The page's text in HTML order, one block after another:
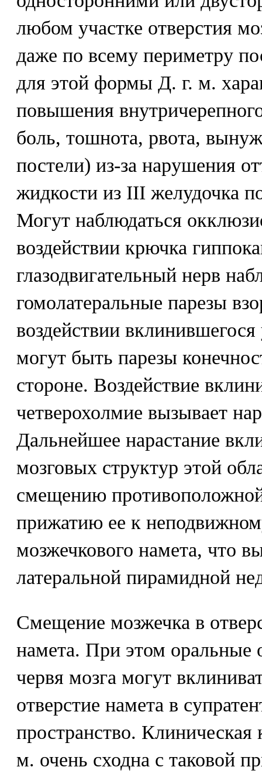
любом участке отверстия
даже по всему периметру
для этой формы Д. г. м.
повышения
боль, тошнота, рвота,
постели) из-за нарушения
жидкости из III желудочка
Могут наблюдаться
воздействии крючка
глазодвигательный нерв
гомолатеральные парезы
воздействии
могут быть парезы
стороне. Воздействие
четверохолмие вызывает
Дальнейшее нарастание
мозговых структур этой
смещению
прижатию ее к
мозжечкового намета, что
латеральной пирамидной
Смещение мозжечка в
намета. При этом оральные
червя мозга могут
отверстие намета в
пространство.
м. очень сходна с таковой